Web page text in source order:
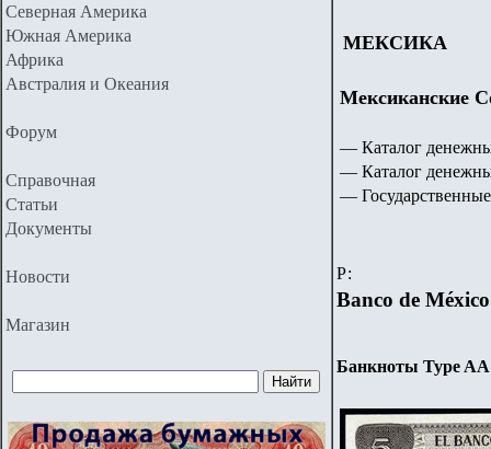
Северная Америка
Южная Америка
Африка
Австралия и Океания
Форум
Справочная
Статьи
Документы
Новости
Магазин
МЕКСИКА
Мексиканские
— Каталог
— Каталог
—
Р:
Banco de México
Банкноты Type AA